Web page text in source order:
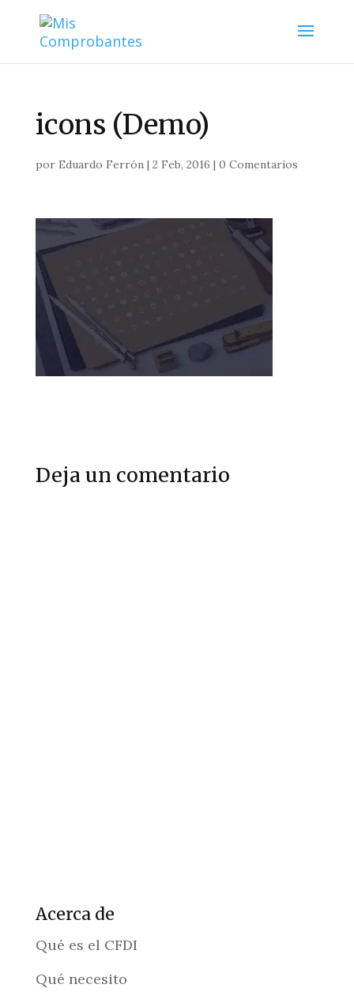
icons (Demo)
por Eduardo Ferrón| 2 Feb, 2016 | 0 Comentarios
Deja un comentario
Acerca de
Qué es el CFDI
Qué necesito